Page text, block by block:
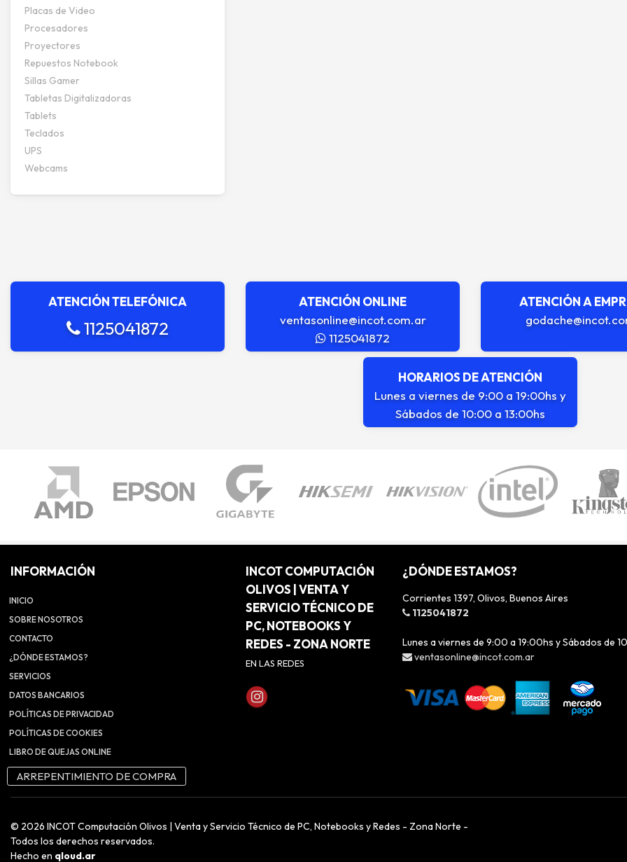
Placas de Video
Procesadores
Proyectores
Repuestos Notebook
Sillas Gamer
Tabletas Digitalizadoras
Tablets
Teclados
UPS
Webcams
ATENCIÓN TELEFÓNICA
1125041872
ATENCIÓN ONLINE
ventasonline@incot.com.ar
1125041872
ATENCIÓN A
HORARIOS DE ATENCIÓN
Lunes a viernes de 9:00 a 19:00hs y
Sábados de 10:00 a 13:00hs
INFORMACIÓN
INICIO
SOBRE NOSOTROS
CONTACTO
¿DÓNDE ESTAMOS?
SERVICIOS
DATOS BANCARIOS
POLÍTICAS DE PRIVACIDAD
POLÍTICAS DE COOKIES
LIBRO DE QUEJAS ONLINE
ARREPENTIMIENTO DE COMPRA
INCOT COMPUTACIÓN
OLIVOS | VENTA Y
SERVICIO TÉCNICO DE
PC, NOTEBOOKS Y
REDES - ZONA NORTE
EN LAS REDES
¿DÓNDE ESTAMOS?
Corrientes 1397, Olivos, Buenos Aires
1125041872
Lunes a viernes de 9:00 a 19:00hs y Sábados de
ventasonline@incot.com.ar
© 2026 INCOT Computación Olivos | Venta y Servicio Técnico de PC, Notebooks y Redes - Zona Norte -
Todos los derechos reservados.
Hecho en qloud.ar